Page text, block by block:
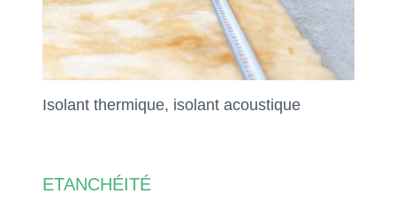
Isolant thermique, isolant acoustique
ETANCHÉITÉ